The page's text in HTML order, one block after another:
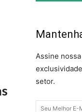
Assine
setor.